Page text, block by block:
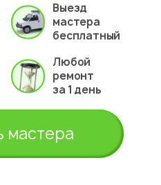
Выезд
мастера
бесплатный
Любой
ремонт
за 1 день
мастера